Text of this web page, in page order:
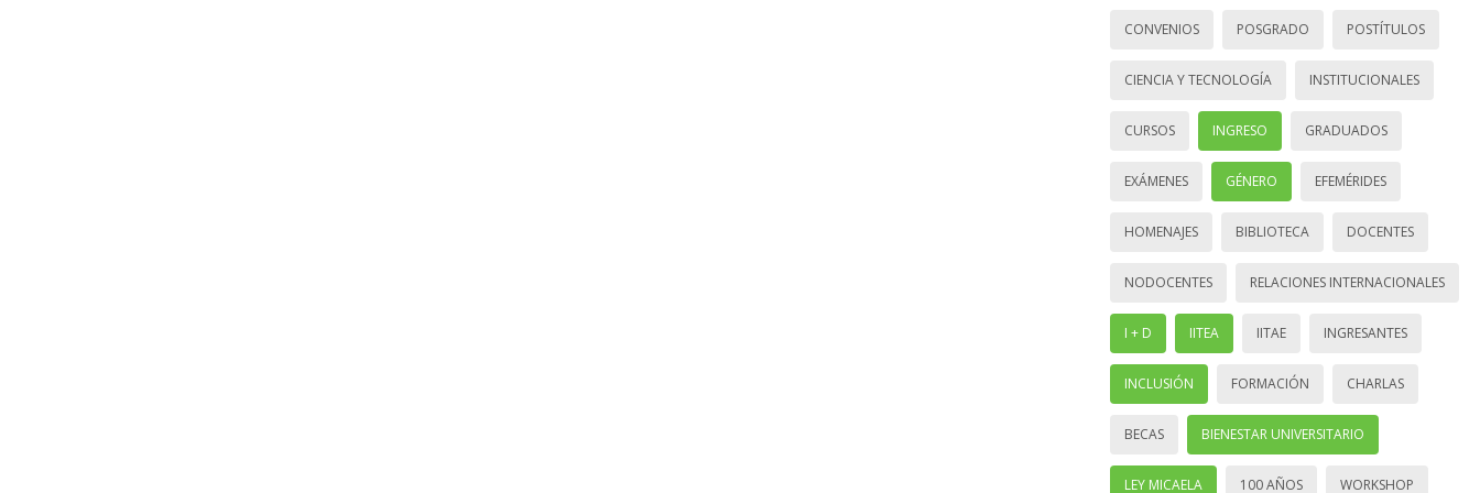
CONVENIOS POSGRADO POSTÍTULOS
CIENCIA Y TECNOLOGÍA INSTITUCIONALES
CURSOS INGRESO GRADUADOS
EXÁMENES GÉNERO EFEMÉRIDES
HOMENAJES BIBLIOTECA DOCENTES
NODOCENTES RELACIONES INTERNACIONALES
I + D IITEA IITAE INGRESANTES
INCLUSIÓN FORMACIÓN CHARLAS
BECAS BIENESTAR UNIVERSITARIO
LEY MICAELA 100 AÑOS WORKSHOP